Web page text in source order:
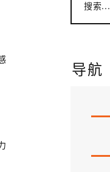
搜索...
导航